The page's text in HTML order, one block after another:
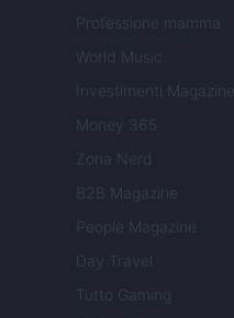
Professione mamma
World Music
Investimenti Magazine
Money 365
Zona Nerd
B2B Magazine
People Magazine
Day Travel
Tutto Gaming